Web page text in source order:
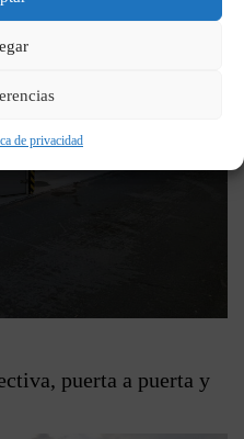
de privacidad
puerta a puerta y